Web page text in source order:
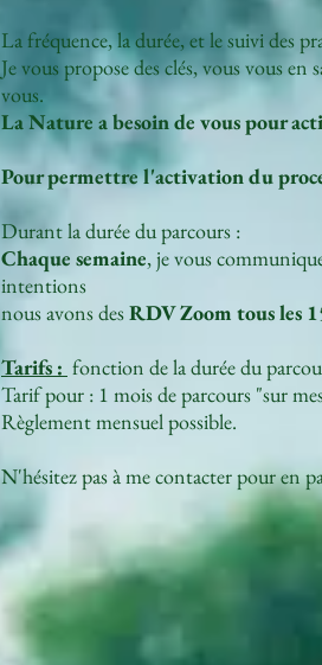
La fréquence, la durée, et le suivi des
Je vous propose des clés, vous vous en
vous.
La Nature a besoin de vous pour
Pour permettre l'activation du
Durant la durée du parcours :
Chaque semaine, je vous
intentions
nous avons desRDV Zoom tous les
Tarifs : fonction de la durée du
Tarif pour : 1 mois de parcours "sur
Règlement mensuel possible.
N'hésitez pas à me contacter pour en